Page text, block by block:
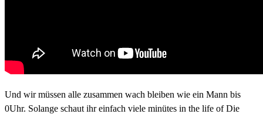
Und wir müssen alle zusammen wach bleiben wie ein Mann bis
0Uhr. Solange schaut ihr einfach viele minütes in the life of Die